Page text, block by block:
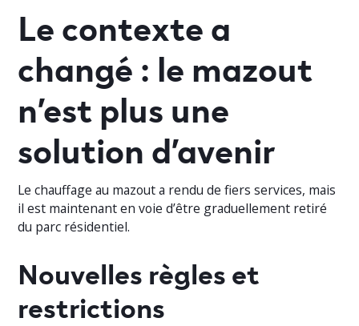
Le contexte a
changé : le mazout
n’est plus une
solution d’avenir
Le chauffage au mazout a rendu de fiers services, mais
il est maintenant en voie d’être graduellement retiré
du parc résidentiel.
Nouvelles règles et
restrictions